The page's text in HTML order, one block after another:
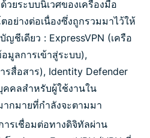
ด้วยระบบนิเวศของเครื่องมือ
อย่างต่อเนื่องซึ่งถูกรวมมาไว้ให้
ญชีเดียว : ExpressVPN (เครือ
มูลการเข้าสู่ระบบ),
รสื่อสาร), Identity Defender
คลสำหรับผู้ใช้งานใน
ากมายที่กำลังจะตามมา
รเชื่อมต่อทางดิจิทัลผ่าน